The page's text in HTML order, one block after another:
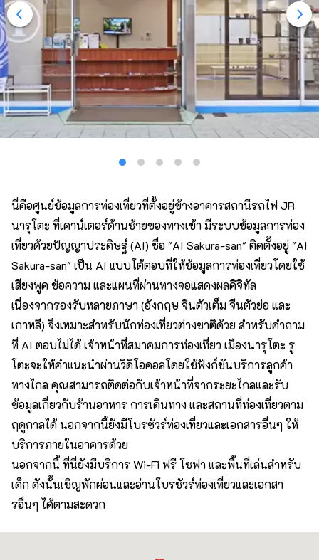
นี่คือศูนย์ข้อมูลการท่องเที่ยวที่ตั้งอยู่ข้างอาคารสถานีรถไฟ JR
นารุโตะ ที่เคาน์เตอร์ด้านซ้ายของทางเข้า มีระบบข้อมูลการท่อง
เที่ยวด้วยปัญญาประดิษฐ์ (AI) ชื่อ "AI Sakura-san" ติดตั้งอยู่ "AI
Sakura-san" เป็น AI แบบโต้ตอบที่ให้ข้อมูลการท่องเที่ยวโดยใช้
เสียงพูด ข้อความ และแผนที่ผ่านทางจอแสดงผลดิจิทัล
เนื่องจากรองรับหลายภาษา (อังกฤษ จีนตัวเต็ม จีนตัวย่อ และ
เกาหลี) จึงเหมาะสำหรับนักท่องเที่ยวต่างชาติด้วย สำหรับคำถาม
ที่ AI ตอบไม่ได้ เจ้าหน้าที่สมาคมการท่องเที่ยว เมืองนารุโตะ รู
โตะจะให้คำแนะนำผ่านวิดีโอคอลโดยใช้ฟังก์ชันบริการลูกค้า
ทางไกล คุณสามารถติดต่อกับเจ้าหน้าที่จากระยะไกลและรับ
ข้อมูลเกี่ยวกับร้านอาหาร การเดินทาง และสถานที่ท่องเที่ยวตาม
ฤดูกาลได้ นอกจากนี้ยังมีโบรชัวร์ท่องเที่ยวและเอกสารอื่นๆ ให้
บริการภายในอาคารด้วย
นอกจากนี้ ที่นี่ยังมีบริการ Wi-Fi ฟรี โซฟา และพื้นที่เล่นสำหรับ
เด็ก ดังนั้นเชิญพักผ่อนและอ่านโบรชัวร์ท่องเที่ยวและเอกสา
รอื่นๆ ได้ตามสะดวก